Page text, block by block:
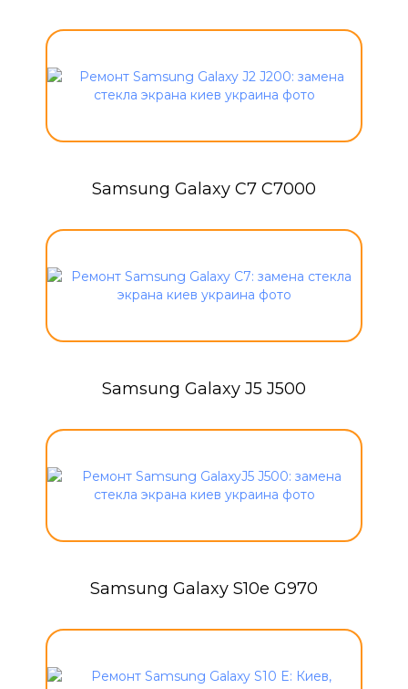
Samsung Galaxy C7 C7000
Samsung Galaxy J5 J500
Samsung Galaxy S10e G970